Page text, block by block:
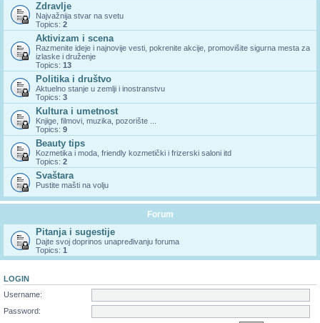
Zdravlje
Najvažnija stvar na svetu
Topics: 2
Aktivizam i scena
Razmenite ideje i najnovije vesti, pokrenite akcije, promovišite sigurna mesta za
izlaske i druženje
Topics: 13
Politika i društvo
Aktuelno stanje u zemlji i inostranstvu
Topics: 3
Kultura i umetnost
Knjige, filmovi, muzika, pozorište ...
Topics: 9
Beauty tips
Kozmetika i moda, friendly kozmetički i frizerski saloni itd
Topics: 2
Svaštara
Pustite mašti na volju
Forum
Pitanja i sugestije
Dajte svoj doprinos unapređivanju foruma
Topics: 1
LOGIN
Username:
Password: